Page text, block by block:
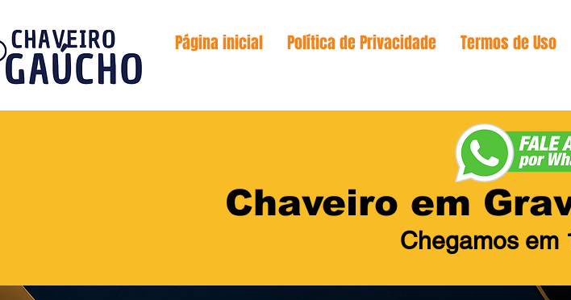
Página inicial Política de Privacidade Termos de Uso
Chaveiro em
Chegamos em